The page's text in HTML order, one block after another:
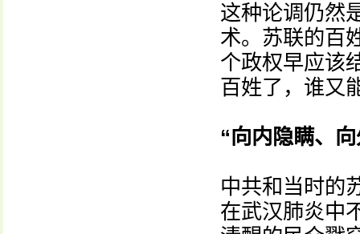
这种论调仍然
术。苏联的百
个政权早应该
百姓了，谁又
“向内隐瞒、
中共和当时的
在武汉肺炎中